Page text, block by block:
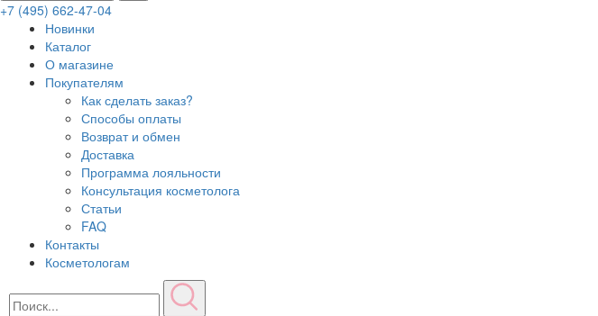
+7 (495) 662-47-04
Новинки
Каталог
О магазине
Покупателям
Как сделать заказ?
Способы оплаты
Возврат и обмен
Доставка
Программа лояльности
Консультация косметолога
Статьи
FAQ
Контакты
Косметологам